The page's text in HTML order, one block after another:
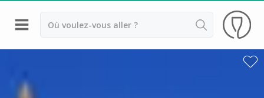
Retour
Domaines viticoles Bandol